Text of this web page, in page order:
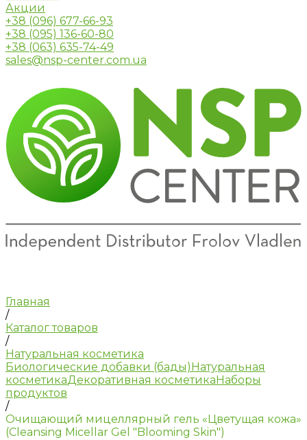
Акции
+38 (096) 677-66-93
+38 (095) 136-60-80
+38 (063) 635-74-49
sales@nsp-center.com.ua
Главная
/
Каталог товаров
/
Натуральная косметика
Биологические добавки (бады) Натуральная
косметикаДекоративная косметика Наборы
продуктов
/
Очищающий мицеллярный гель «Цветущая кожа»
(Cleansing Micellar Gel "Blooming Skin")